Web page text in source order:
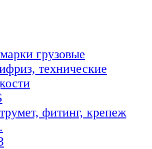
грузовые
технические
фитинг, крепеж